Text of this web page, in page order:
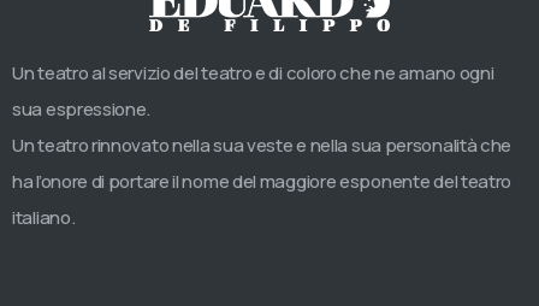
Un teatro al servizio del teatro e di coloro che ne amano ogni
sua espressione.
Un teatro rinnovato nella sua veste e nella sua personalità che
ha l’onore di portare il nome del maggiore esponente del teatro
italiano.